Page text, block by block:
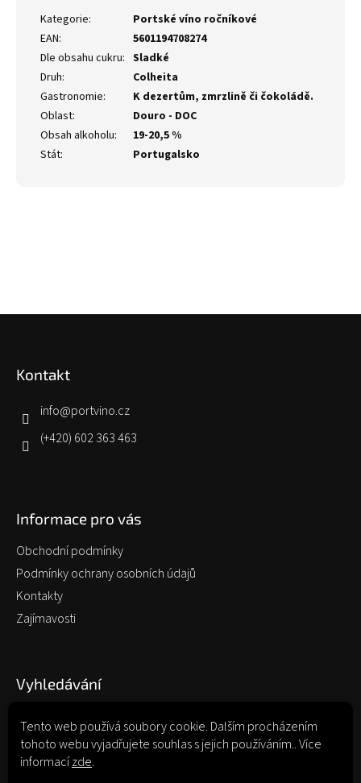
Tento web používá soubory cookie. Dalším procházením
tohoto webu vyjadřujete souhlas s jejich používáním.. Více
informacízde.
Kategorie:
Portské víno ročníkové
EAN:
5601194708274
Dle obsahu cukru: Sladké
Druh:
Colheita
Gastronomie:
K dezertům, zmrzlině či čokoládě.
Oblast:
Douro - DOC
Obsah alkoholu:
19-20,5 %
Stát: Portugalsko
Kontakt
info@portvino.cz
(+420) 602 363 463
Informace pro vás
Obchodní podmínky
Podmínky ochrany osobních údajů
Kontakty
Zajímavosti
Vyhledávání
Hledat